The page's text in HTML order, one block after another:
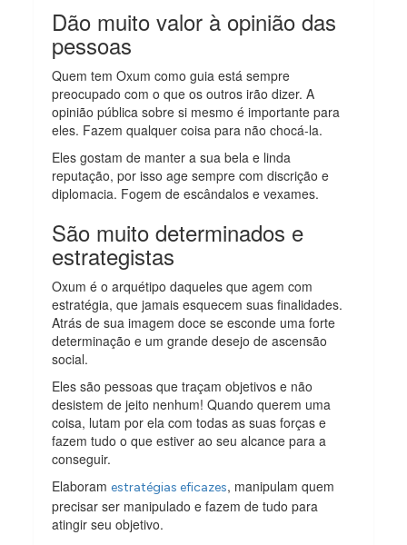
Dão muito valor à opinião das
pessoas
Quem tem Oxum como guia está sempre
preocupado com o que os outros irão dizer. A
opinião pública sobre si mesmo é importante para
eles. Fazem qualquer coisa para não chocá-la.
Eles gostam de manter a sua bela e linda
reputação, por isso age sempre com discrição e
diplomacia. Fogem de escândalos e vexames.
São muito determinados e
estrategistas
Oxum é o arquétipo daqueles que agem com
estratégia, que jamais esquecem suas finalidades.
Atrás de sua imagem doce se esconde uma forte
determinação e um grande desejo de ascensão
social.
Eles são pessoas que traçam objetivos e não
desistem de jeito nenhum! Quando querem uma
coisa, lutam por ela com todas as suas forças e
fazem tudo o que estiver ao seu alcance para a
conseguir.
Elaboramestratégias eficazes, manipulam quem
precisar ser manipulado e fazem de tudo para
atingir seu objetivo.